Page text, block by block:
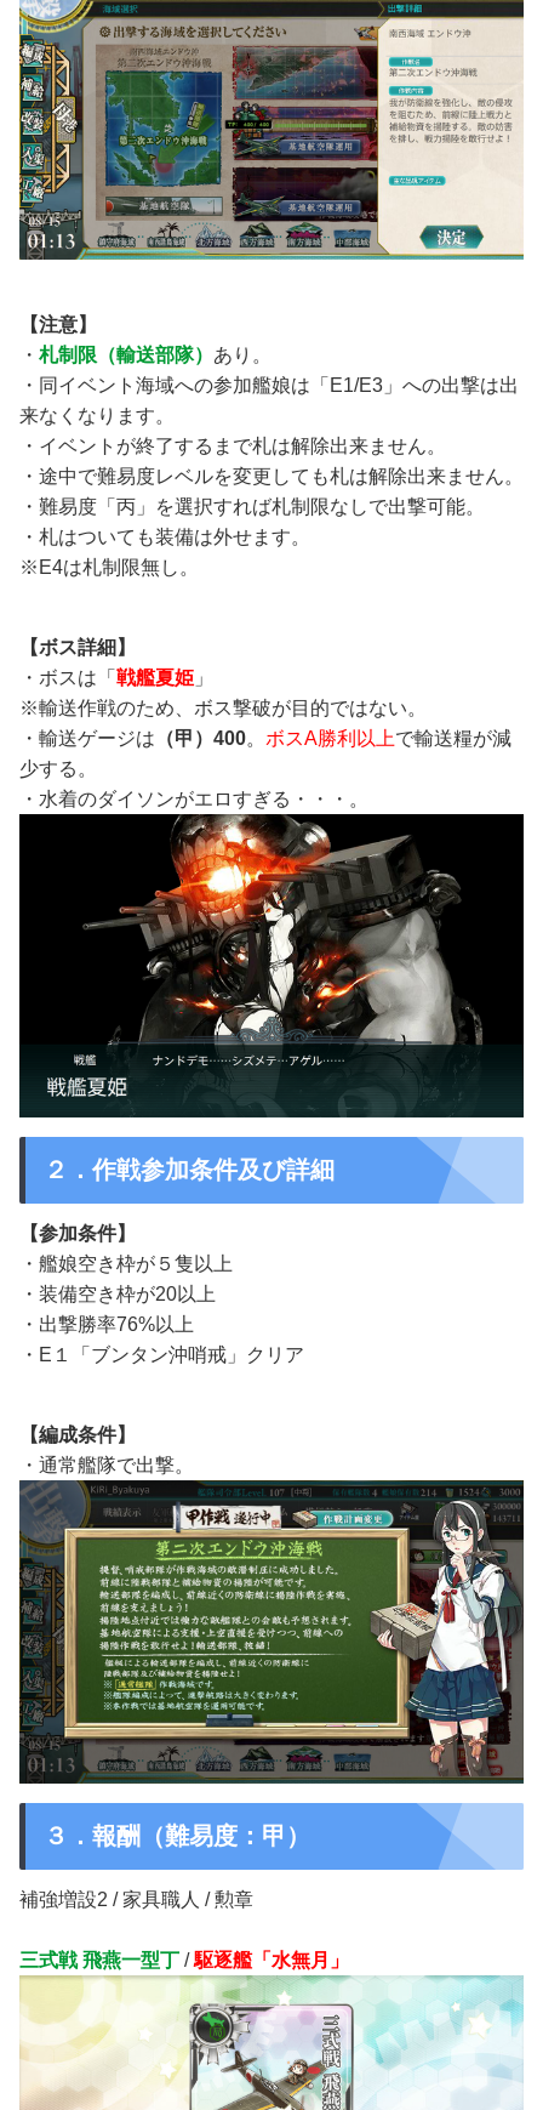
【注意】
・ 札制限（輸送部隊） あり。
・同イベント海域への参加艦娘は「E1/E3」への出撃は出
来なくなります。
・イベントが終了するまで札は解除出来ません。
・途中で難易度レベルを変更しても札は解除出来ません。
・難易度「丙」を選択すれば札制限なしで出撃可能。
・札はついても装備は外せます。
※E4は札制限無し。
【ボス詳細】
・ボスは「 戦艦夏姫 」
※輸送作戦のため、ボス撃破が目的ではない。
・輸送ゲージは （甲）400。 ボスA勝利以上で輸送糧が減
少する。
・水着のダイソンがエロすぎる・・・。
２．作戦参加条件及び詳細
【参加条件】
・艦娘空き枠が５隻以上
・装備空き枠が20以上
・出撃勝率76%以上
・E１「ブンタン沖哨戒」クリア
【編成条件】
・通常艦隊で出撃。
３．報酬（難易度：甲）
補強増設2 / 家具職人 / 勲章
三式戦 飛燕一型丁 /駆逐艦「水無月」